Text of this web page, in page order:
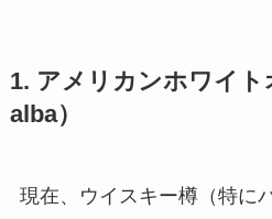
1. アメリカンホワイ
alba）
現在、ウイスキー樽（特に